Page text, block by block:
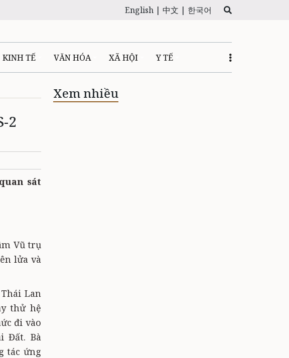
English | 中文 | 한국어
KINH TẾ VĂN HÓA XÃ HỘI Y TẾ
2
sát
Vũ trụ
lửa và
Lan
thử hệ
đi vào
Đất. Bà
tác ứng
Xem nhiều